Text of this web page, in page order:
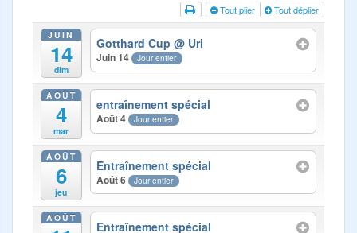
Tout plier Tout déplier
JUIN
14
dim
Gotthard Cup@ Uri
Juin 14 Jour entier
AOÛT
4
mar
entraînement spécial
Août 4 Jour entier
AOÛT
6
jeu
Entraînement spécial
Août 6 Jour entier
AOÛT
Entraînement spécial
Photos
Médias
Contact